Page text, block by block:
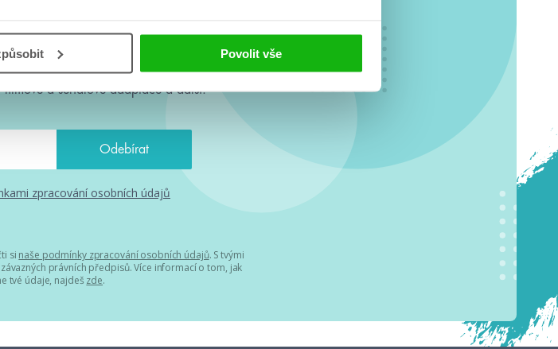
Povolit vše
rovnou do mailu! Nové knihy, co se
a seriálové adaptace a další.
zpracování osobních údajů
si naše podmínky zpracování osobních údajů. S tvými
právních předpisů. Více informací o tom, jak
tvé údaje, najdeš zde.